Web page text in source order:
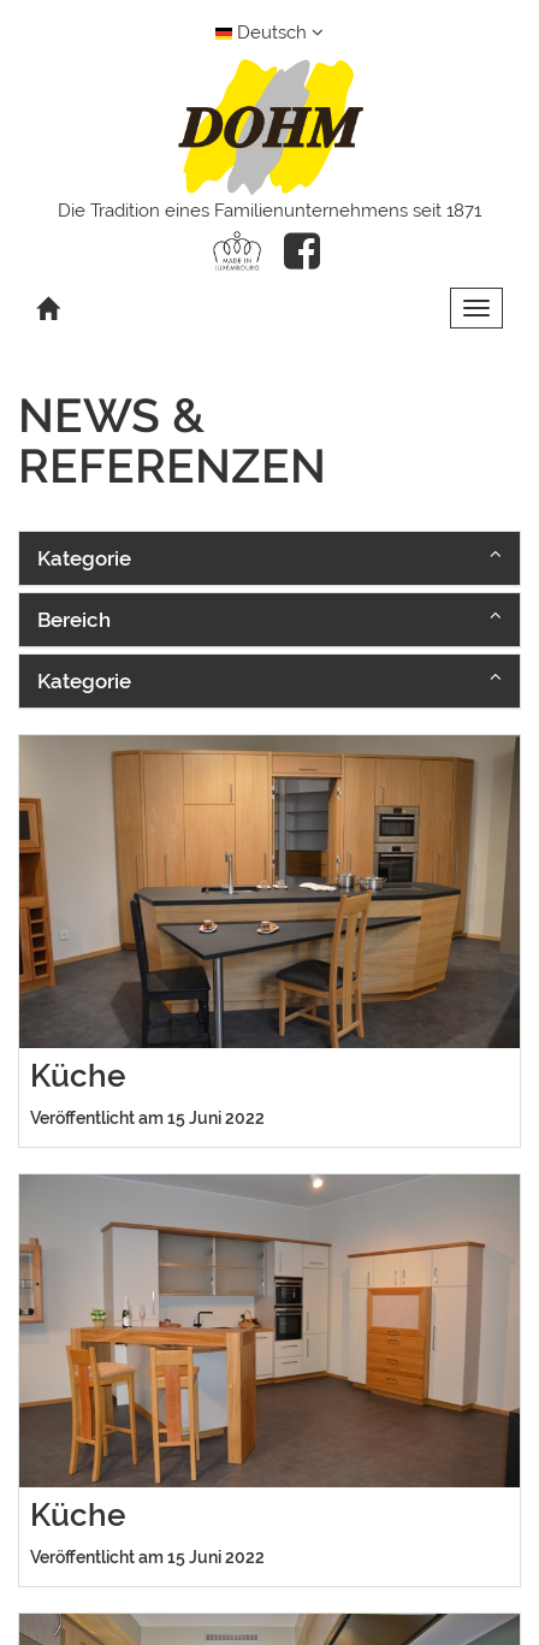
Deutsch
Die Tradition eines Familienunternehmens seit 1871
Toggle
NEWS &
REFERENZEN
Kategorie
Bereich
Kategorie
Küche
Veröffentlicht am 15 Juni 2022
Küche
Veröffentlicht am 15 Juni 2022